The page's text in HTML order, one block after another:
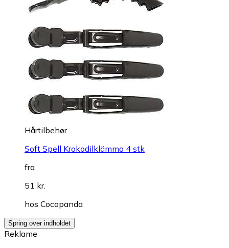
Hårtilbehør
Soft Spell Krokodilklämma 4 stk
fra
51 kr.
hos Cocopanda
Spring over indholdet
Reklame